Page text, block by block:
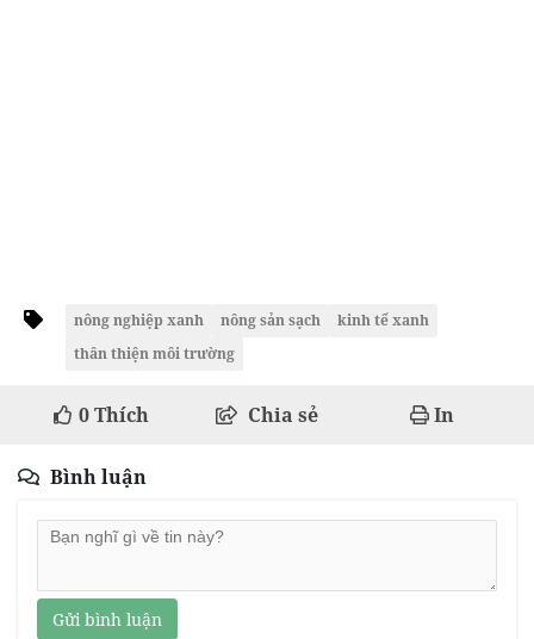
nông nghiệp xanh nông sản sạch
kinh tế xanh
thân thiện môi trường
0Thích Chia sẻ In
Bình luận
Gửi bình luận